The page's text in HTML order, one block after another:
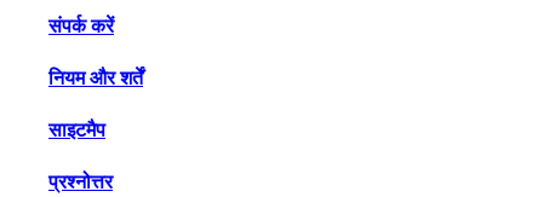
संपर्क करें
नियम और शर्तें
साइटमैप
प्रश्नोत्तर